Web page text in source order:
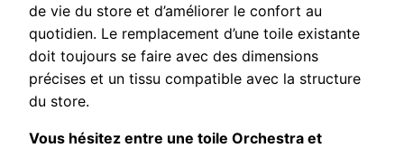
de vie du store et d’améliorer le confort au
quotidien. Le remplacement d’une toile existante
doit toujours se faire avec des dimensions
précises et un tissu compatible avec la structure
du store.
Vous hésitez entre une toile Orchestra et